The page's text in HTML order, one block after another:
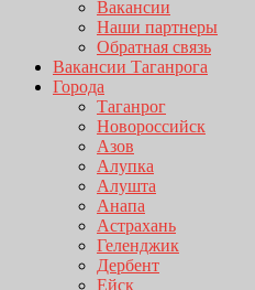
Вакансии
Наши партнеры
Обратная связь
Вакансии Таганрога
Города
Таганрог
Новороссийск
Азов
Алупка
Алушта
Анапа
Астрахань
Геленджик
Дербент
Ейск